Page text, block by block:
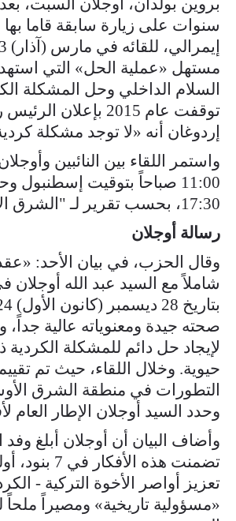
سنوات على زيارة سابقة قاما
مستهل «عملية الحل» التي
السلام الداخلي وحل المشكلة
توقفت عام 2015
إردوغان أنه «لا توجد مشكلة
واستمر اللقاء بين النائبين
11:00 صباحاً بتوقيت إسطنبول
17:30، بحسب تقرير لـ "الشرق الأوسط".
رسالة أوجلان
وقال الحزب، في بيان الأحد:
شاملاً مع السيد عبد الله أوجلان
صحته جيدة ومعنوياته عالية جداً،
لإيجاد حل دائم للمشكلة الكردية
حيوية. وخلال اللقاء، حيث تم
التطورات في منطقة الشرق
وحدد السيد أوجلان الإطار العام
وأضاف البيان أن أوجلان أبلغ
تضمنت هذه
تعزيز أواصر الأخوة التركية -
«مسؤولية تاريخية» ومصيراً ملحاً